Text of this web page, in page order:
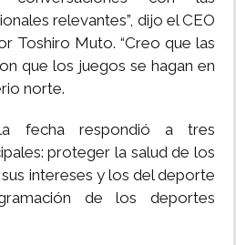
relevantes”, dijo el CEO
Toshiro Muto. “Creo que las
que los juegos se hagan en
norte.
fecha respondió a tres
proteger la salud de los
intereses y los del deporte
de los deportes